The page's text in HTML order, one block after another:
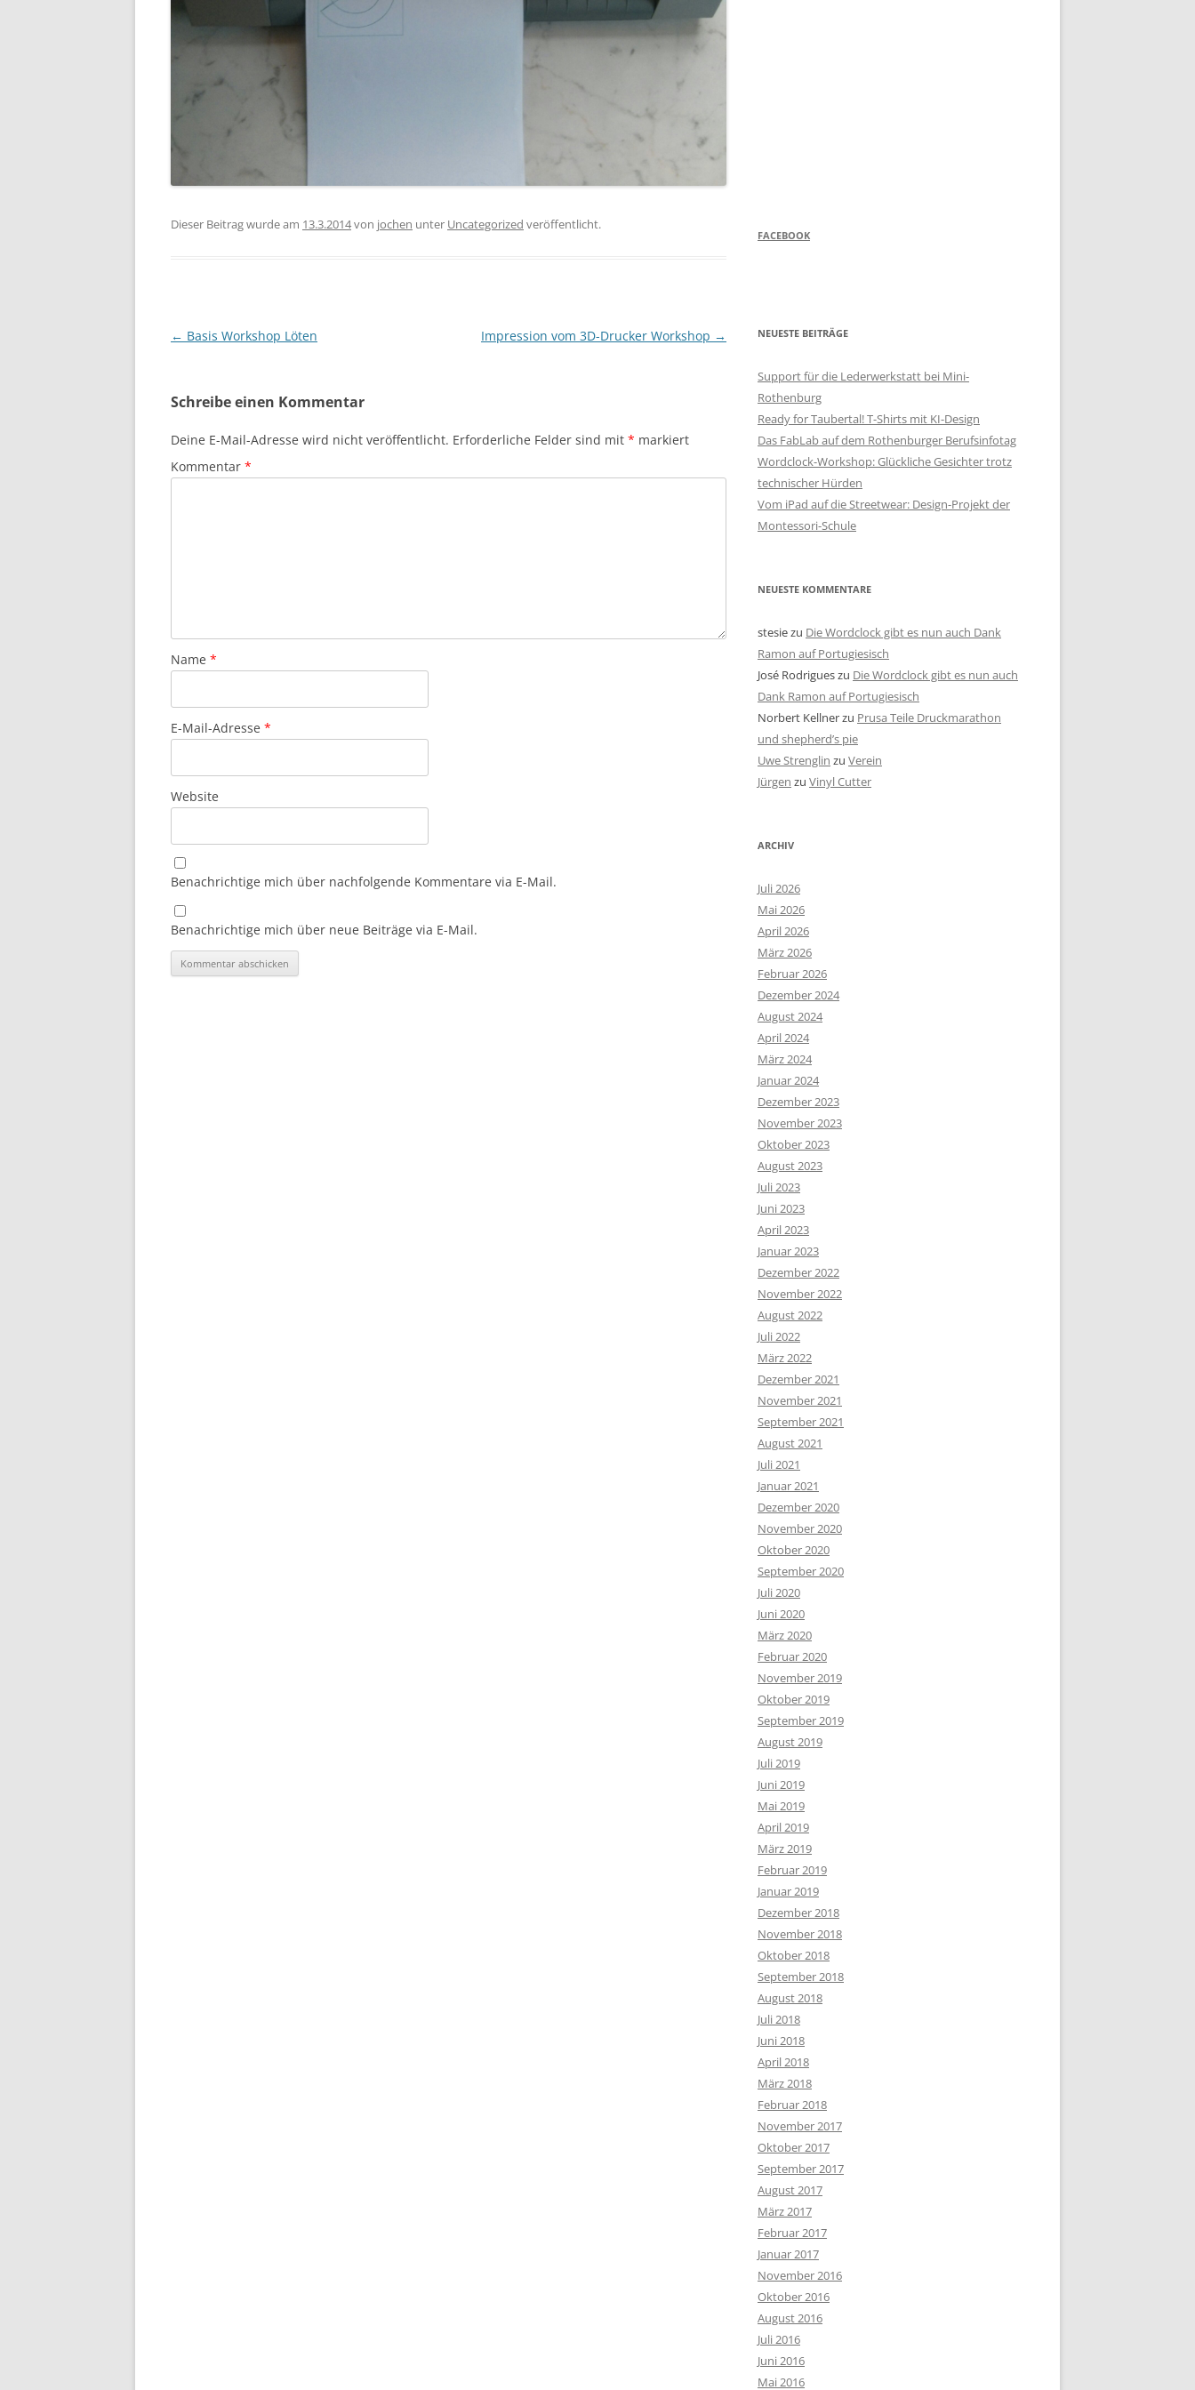
Dieser Beitrag wurde am 13.3.2014von jochen unter Uncategorized veröffentlicht.
Beitragsnavigation
← Basis Workshop Löten Impression vom 3D-Drucker Workshop →
Schreibe einen Kommentar
Deine E-Mail-Adresse wird nicht veröffentlicht. Erforderliche Felder sind mit * markiert
Kommentar *
Name *
E-Mail-Adresse *
Website
Benachrichtige mich über nachfolgende Kommentare via E-Mail.
Benachrichtige mich über neue Beiträge via E-Mail.
FACEBOOK
NEUESTE BEITRÄGE
Support für die Lederwerkstatt bei Mini-
Rothenburg
Ready for Taubertal! T-Shirts mit KI-Design
Das FabLab auf dem Rothenburger Berufsinfotag
Wordclock-Workshop: Glückliche Gesichter trotz
technischer Hürden
Vom iPad auf die Streetwear: Design-Projekt der
Montessori-Schule
NEUESTE KOMMENTARE
stesiezu Die Wordclock gibt es nun auch Dank
Ramon auf Portugiesisch
José Rodrigueszu Die Wordclock gibt es nun auch
Dank Ramon auf Portugiesisch
Norbert Kellnerzu Prusa Teile Druckmarathon
und shepherd’s pie
Uwe Strenglin zu Verein
Jürgen zu Vinyl Cutter
ARCHIV
Juli 2026
Mai 2026
April 2026
März 2026
Februar 2026
Dezember 2024
August 2024
April 2024
März 2024
Januar 2024
Dezember 2023
November 2023
Oktober 2023
August 2023
Juli 2023
Juni 2023
April 2023
Januar 2023
Dezember 2022
November 2022
August 2022
Juli 2022
März 2022
Dezember 2021
November 2021
September 2021
August 2021
Juli 2021
Januar 2021
Dezember 2020
November 2020
Oktober 2020
September 2020
Juli 2020
Juni 2020
März 2020
Februar 2020
November 2019
Oktober 2019
September 2019
August 2019
Juli 2019
Juni 2019
Mai 2019
April 2019
März 2019
Februar 2019
Januar 2019
Dezember 2018
November 2018
Oktober 2018
September 2018
August 2018
Juli 2018
Juni 2018
April 2018
März 2018
Februar 2018
November 2017
Oktober 2017
September 2017
August 2017
März 2017
Februar 2017
Januar 2017
November 2016
Oktober 2016
August 2016
Juli 2016
Juni 2016
Mai 2016